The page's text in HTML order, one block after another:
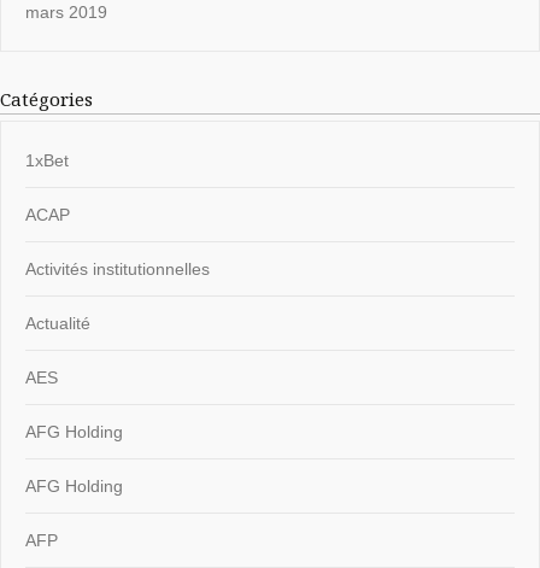
mars 2019
Catégories
1xBet
ACAP
Activités institutionnelles
Actualité
AES
AFG Holding
AFG Holding
AFP